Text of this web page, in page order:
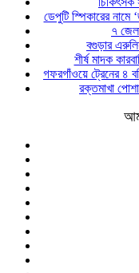
ডেপুটি স্পিকারের নামে
৭
বগুড়ার
শীর্ষ মাদক
গফরগাঁওয়ে ট্রেনের ৪
রক্তমাখা